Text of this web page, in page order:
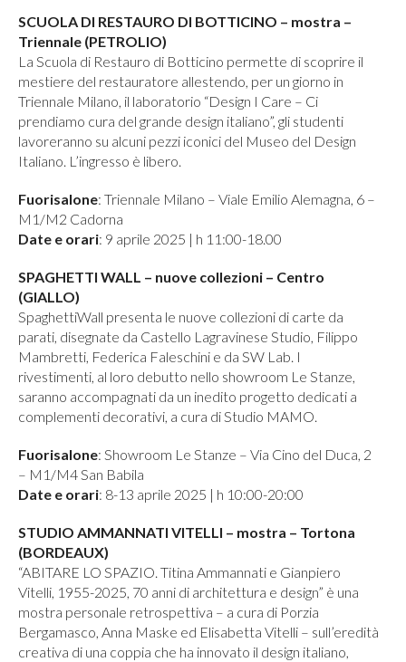
SCUOLA DI RESTAURO DI BOTTICINO – mostra –
Triennale (PETROLIO)
La Scuola di Restauro di Botticino permette di scoprire il
mestiere del restauratore allestendo, per un giorno in
Triennale Milano, il laboratorio “Design I Care – Ci
prendiamo cura del grande design italiano”, gli studenti
lavoreranno su alcuni pezzi iconici del Museo del Design
Italiano. L’ingresso è libero.
Fuorisalone: Triennale Milano – Viale Emilio Alemagna, 6 –
M1/M2 Cadorna
Date e orari: 9 aprile 2025 | h 11:00-18.00
SPAGHETTI WALL – nuove collezioni – Centro
(GIALLO)
SpaghettiWall presenta le nuove collezioni di carte da
parati, disegnate da Castello Lagravinese Studio, Filippo
Mambretti, Federica Faleschini e da SW Lab. I
rivestimenti, al loro debutto nello showroom Le Stanze,
saranno accompagnati da un inedito progetto dedicati a
complementi decorativi, a cura di Studio MAMO.
Fuorisalone: Showroom Le Stanze – Via Cino del Duca, 2
– M1/M4 San Babila
Date e orari: 8-13 aprile 2025 | h 10:00-20:00
STUDIO AMMANNATI VITELLI – mostra – Tortona
(BORDEAUX)
“ABITARE LO SPAZIO. Titina Ammannati e Gianpiero
Vitelli, 1955-2025, 70 anni di architettura e design” è una
mostra personale retrospettiva – a cura di Porzia
Bergamasco, Anna Maske ed Elisabetta Vitelli – sull’eredità
creativa di una coppia che ha innovato il design italiano,